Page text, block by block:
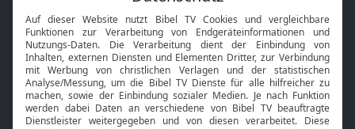
Neuigkeiten
Smart TV
HbbTV
Bibelthek Online-Bibel
Nächster Gottesdienst